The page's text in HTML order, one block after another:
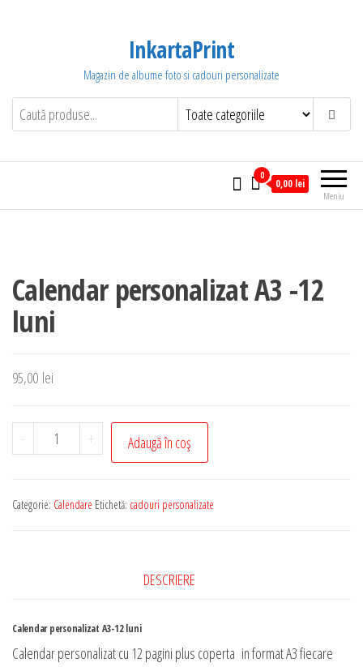
InkartaPrint
Magazin de albume foto si cadouri personalizate
Meniu
0
0,00 lei
Calendar personalizat A3 -12
luni
95,00 lei
-
Cantitate
Calendar
A3
+ Adaugă în coș
Categorie: Calendare Etichetă: cadouri personalizate
DESCRIERE
Calendar personalizat A3-12 luni
Calendar personalizat cu 12 pagini plus coperta in format A3 fiecare